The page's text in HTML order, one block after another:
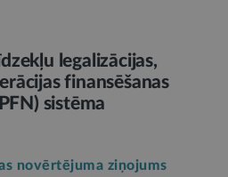
legalizācijas,
finansēšanas
sistēma
novērtējuma ziņojums